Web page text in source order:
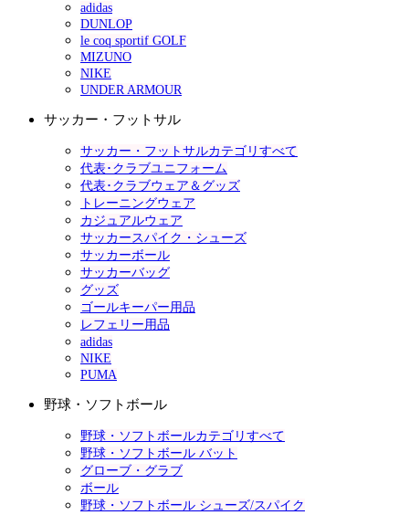
adidas
DUNLOP
le coq sportif GOLF
MIZUNO
NIKE
UNDER ARMOUR
サッカー・フットサル
サッカー・フットサルカテゴリすべて
代表･クラブユニフォーム
代表･クラブウェア＆グッズ
トレーニングウェア
カジュアルウェア
サッカースパイク・シューズ
サッカーボール
サッカーバッグ
グッズ
ゴールキーパー用品
レフェリー用品
adidas
NIKE
PUMA
野球・ソフトボール
野球・ソフトボールカテゴリすべて
野球・ソフトボール バット
グローブ・グラブ
ボール
野球・ソフトボール シューズ/スパイク